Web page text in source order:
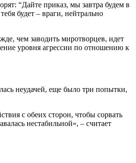
“Дайте приказ, мы завтра будем в
будет – враги, нейтрально
чем заводить миротворцев, идет
уровня агрессии по отношению к
неудачей, еще было три попытки,
с обеих сторон, чтобы сорвать
нестабильной», – считает